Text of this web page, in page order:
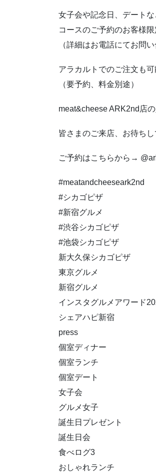
女子会や記念日、デート
コースのご予約のお客様
（詳細はお電話にてお問
アラカルトでのご注文も
（要予約、料金別途）
meat&cheese ARK2nd店
皆さまのご来店、お待ち
ご予約はこちらから→
#meatandcheeseark2nd
#シカゴピザ
#新宿グルメ
#渋谷シカゴピザ
#池袋シカゴピザ
新大久保シカゴピザ
東京グルメ
新宿グルメ
インスタグルメアワード
シェアハピ新宿
press
個室ディナー
個室ランチ
個室デート
女子会
グルメ女子
誕生日プレゼント
誕生日会
食べログ3
おしゃれランチ